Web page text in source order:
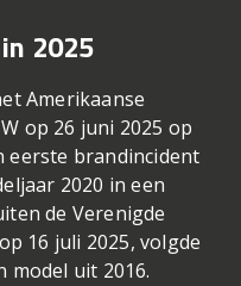
2025
Amerikaanse
op 26 juni 2025 op
eerste brandincident
2020 in een
de Verenigde
16 juli 2025, volgde
model uit 2016.